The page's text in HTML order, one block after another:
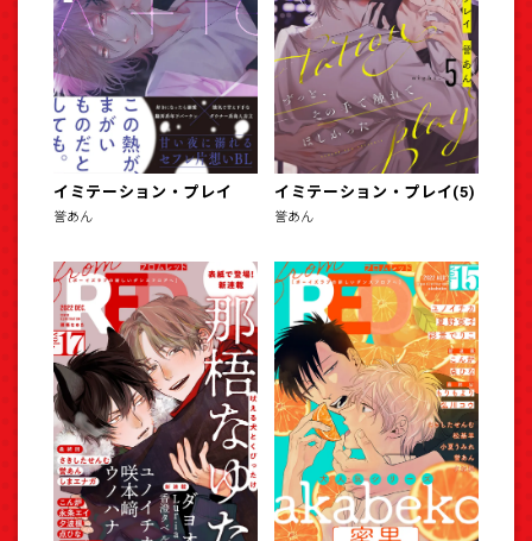
イミテーション・プレイ
誉あん
イミテーション・プレイ(5)
誉あん